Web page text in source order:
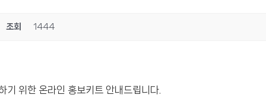
조회 1444
기 위한 온라인 홍보키트 안내드립니다.